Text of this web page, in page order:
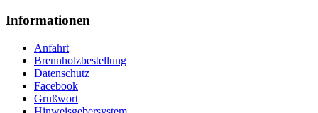
Informationen
Anfahrt
Brennholzbestellung
Datenschutz
Facebook
Grußwort